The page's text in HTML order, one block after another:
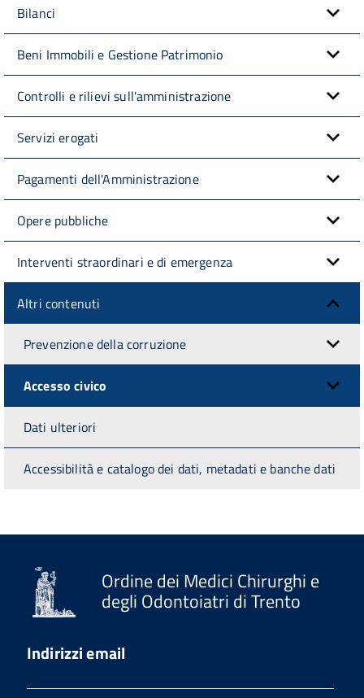
Bilanci
Beni Immobili e Gestione Patrimonio
Controlli e rilievi sull'amministrazione
Servizi erogati
Pagamenti dell'Amministrazione
Opere pubbliche
Interventi straordinari e di emergenza
Altri contenuti
Prevenzione della corruzione
Accesso civico
Dati ulteriori
Accessibilità e catalogo dei dati, metadati e banche dati
Ordine dei Medici Chirurghi e
degli Odontoiatri di Trento
Indirizzi email